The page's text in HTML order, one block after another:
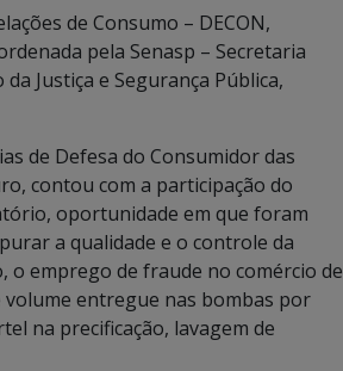
de Consumo – DECON,
pela Senasp – Secretaria
Justiça e Segurança Pública,
de Defesa do Consumidor das
contou com a participação do
oportunidade em que foram
a qualidade e o controle da
o emprego de fraude no comércio de
volume entregue nas bombas por
na precificação, lavagem de